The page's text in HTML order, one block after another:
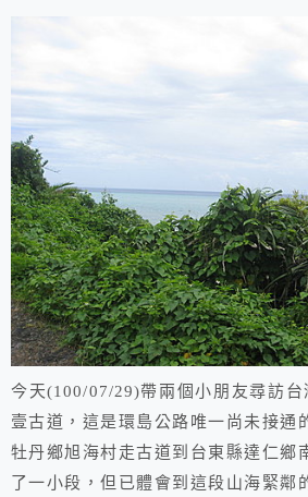
今天(100/07/29)帶兩個小朋友尋訪
壹古道，這是環島公路唯一尚未接通
牡丹鄉旭海村走古道到台東縣達仁鄉
了一小段，但已體會到這段山海緊鄰